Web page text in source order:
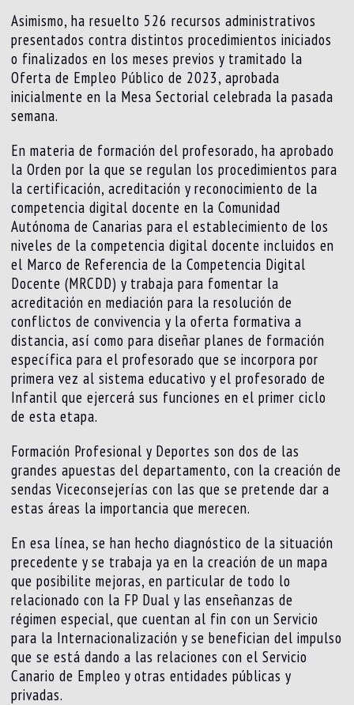
Asimismo, ha resuelto 526 recursos administrativos
presentados contra distintos procedimientos iniciados
o finalizados en los meses previos y tramitado la
Oferta de Empleo Público de 2023, aprobada
inicialmente en la Mesa Sectorial celebrada la pasada
semana.
En materia de formación del profesorado, ha aprobado
la Orden por la que se regulan los procedimientos para
la certificación, acreditación y reconocimiento de la
competencia digital docente en la Comunidad
Autónoma de Canarias para el establecimiento de los
niveles de la competencia digital docente incluidos en
el Marco de Referencia de la Competencia Digital
Docente (MRCDD) y trabaja para fomentar la
acreditación en mediación para la resolución de
conflictos de convivencia y la oferta formativa a
distancia, así como para diseñar planes de formación
específica para el profesorado que se incorpora por
primera vez al sistema educativo y el profesorado de
Infantil que ejercerá sus funciones en el primer ciclo
de esta etapa.
Formación Profesional y Deportes son dos de las
grandes apuestas del departamento, con la creación de
sendas Viceconsejerías con las que se pretende dar a
estas áreas la importancia que merecen.
En esa línea, se han hecho diagnóstico de la situación
precedente y se trabaja ya en la creación de un mapa
que posibilite mejoras, en particular de todo lo
relacionado con la FP Dual y las enseñanzas de
régimen especial, que cuentan al fin con un Servicio
para la Internacionalización y se benefician del impulso
que se está dando a las relaciones con el Servicio
Canario de Empleo y otras entidades públicas y
privadas.